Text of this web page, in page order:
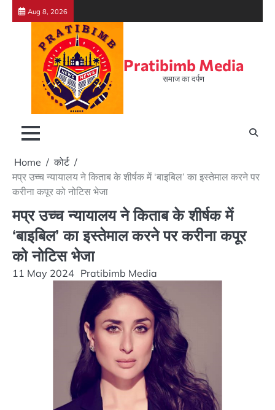
Skip
Aug 8, 2026
Pratibimb Media
समाज का दर्पण
Home
कोर्ट
मप्र उच्च न्यायालय ने किताब के शीर्षक में ‘बाइबिल’ का इस्तेमाल करने पर
करीना कपूर को नोटिस भेजा
मप्र उच्च न्यायालय ने किताब के शीर्षक में
‘बाइबिल’ का इस्तेमाल करने पर करीना कपूर
को नोटिस भेजा
11 May 2024 Pratibimb Media